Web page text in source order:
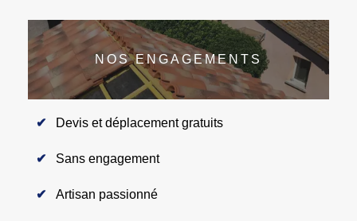
NOS ENGAGEMENTS
Devis et déplacement gratuits
Sans engagement
Artisan passionné